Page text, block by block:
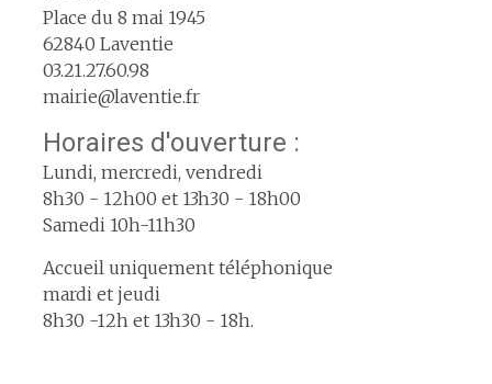
Place du 8 mai 1945
62840 Laventie
03.21.27.60.98
mairie@laventie.fr
Horaires d'ouverture :
Lundi, mercredi, vendredi
8h30 - 12h00 et 13h30 - 18h00
Samedi 10h-11h30
Accueil uniquement téléphonique
mardi et jeudi
8h30 -12h et 13h30 - 18h.